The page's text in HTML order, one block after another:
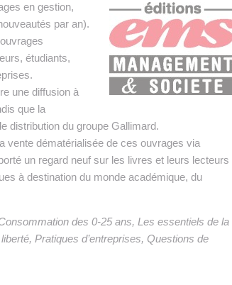
en gestion,
par an).
étudiants,
une diffusion à
que la
distribution du groupe Gallimard.
vente dématérialisée de ces ouvrages via
un regard neuf sur les livres et leurs lecteurs
à destination du monde académique, du
des 0-25 ans, Les essentiels de la
Pratiques d’entreprises, Questions de